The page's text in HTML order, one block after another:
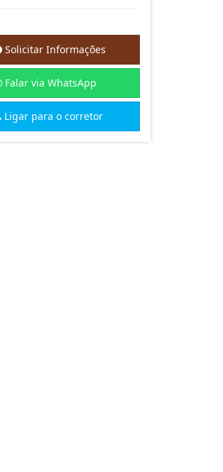
Solicitar Informações
Falar via WhatsApp
Ligar para o corretor